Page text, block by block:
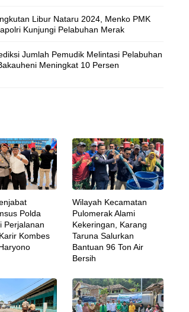
Libur Nataru 2024, Menko PMK
Kunjungi Pelabuhan Merak
Jumlah Pemudik Melintasi Pelabuhan
Meningkat 10 Persen
Polda
Perjalanan
Kombes
Wilayah Kecamatan
Pulomerak Alami
Kekeringan, Karang
Taruna Salurkan
Bantuan 96 Ton Air
Bersih